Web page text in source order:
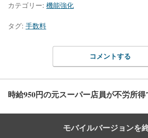
カテゴリー: 機能強化
タグ: 手数料
コメントする
時給950円の元スーパー店員が不労所得
モバイルバージョンを